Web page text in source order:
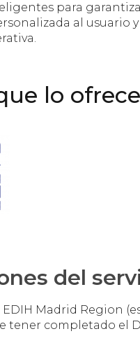
para
al usuario y
lo
del
Madrid Region
tener completado el